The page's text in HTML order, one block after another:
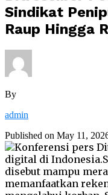
Sindikat
Raup Hingga
By
admin
Published on May 11,